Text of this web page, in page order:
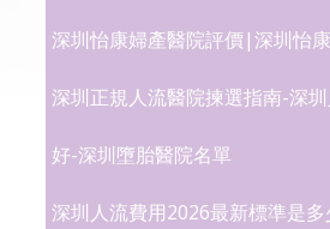
深圳怡康婦產醫院評價|深圳怡
深圳正規人流醫院揀選指南-深
好-深圳墮胎醫院名單
深圳人流費用2026最新標準是